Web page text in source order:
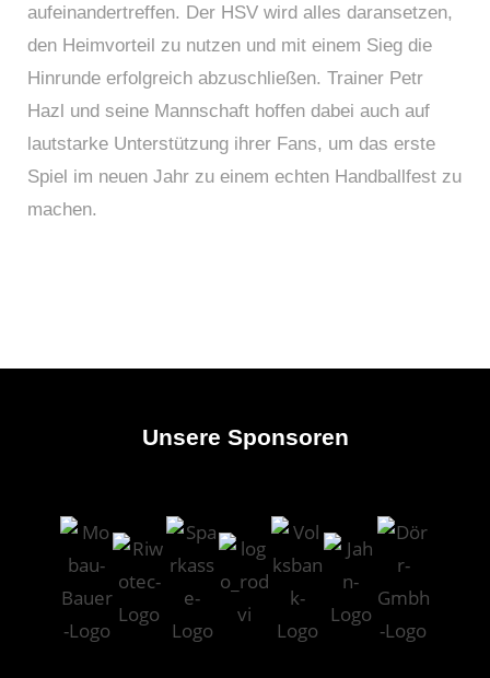
aufeinandertreffen. Der HSV wird alles daransetzen,
den Heimvorteil zu nutzen und mit einem Sieg die
Hinrunde erfolgreich abzuschließen. Trainer Petr
Hazl und seine Mannschaft hoffen dabei auch auf
lautstarke Unterstützung ihrer Fans, um das erste
Spiel im neuen Jahr zu einem echten Handballfest zu
machen.
Unsere Sponsoren